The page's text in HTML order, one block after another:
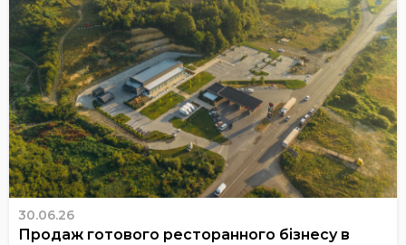
30.06.26
Продаж готового ресторанного бізнесу в